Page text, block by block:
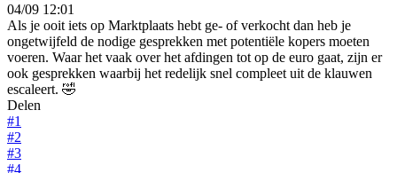
04/09 12:01
Als je ooit iets op Marktplaats hebt ge- of verkocht dan heb je
ongetwijfeld de nodige gesprekken met potentiële kopers moeten
voeren. Waar het vaak over het afdingen tot op de euro gaat, zijn er
ook gesprekken waarbij het redelijk snel compleet uit de klauwen
escaleert. 🤣
Delen
#1
#2
#3
#4